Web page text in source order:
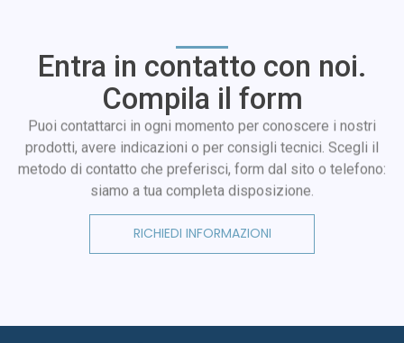
Entra in contatto con noi.
Compila il form
Puoi contattarci in ogni momento per conoscere i nostri
prodotti, avere indicazioni o per consigli tecnici. Scegli il
metodo di contatto che preferisci, form dal sito o telefono:
siamo a tua completa disposizione.
RICHIEDI INFORMAZIONI